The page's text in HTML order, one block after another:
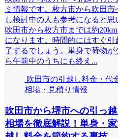
ミ情報です。枚方市から吹田市
し検討中の人も参考になると思
吹田市から枚方市までは約
になります。時間的にはすぐ引
了するでしょう。単身で荷物が
ら午前中のうちにも終え...
吹田市の引越し料金・代
相場・見積り情報
吹田市から堺市への引っ
相場を徹底解説！単身・